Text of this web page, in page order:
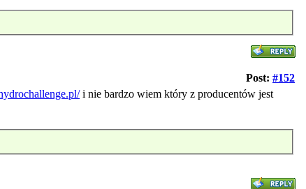
Post: #152
i nie bardzo wiem który z producentów jest